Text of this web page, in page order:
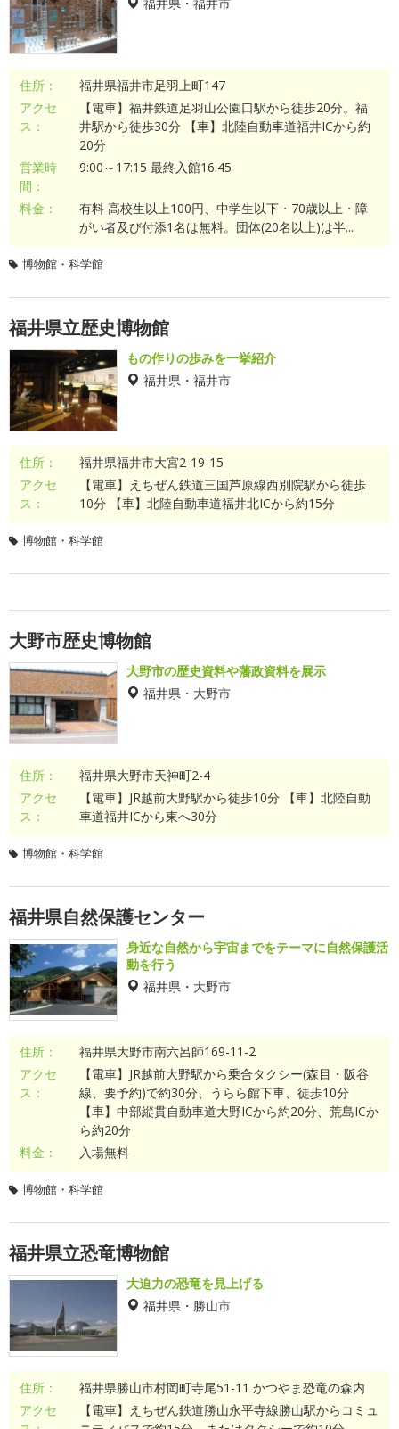
福井県・福井市
住所：
福井県福井市足羽上町147
アクセ
ス：
【電車】福井鉄道足羽山公園口駅から徒歩20分。福
井駅から徒歩30分 【車】北陸自動車道福井ICから約
20分
営業時
間：
9:00～17:15 最終入館16:45
料金：
有料 高校生以上100円、中学生以下・70歳以上・障
がい者及び付添1名は無料。団体(20名以上)は半...
博物館・科学館
福井県立歴史博物館
もの作りの歩みを一挙紹介
福井県・福井市
住所：
福井県福井市大宮2-19-15
アクセ
ス：
【電車】えちぜん鉄道三国芦原線西別院駅から徒歩
10分 【車】北陸自動車道福井北ICから約15分
博物館・科学館
大野市歴史博物館
大野市の歴史資料や藩政資料を展示
福井県・大野市
住所：
福井県大野市天神町2-4
アクセ
ス：
【電車】JR越前大野駅から徒歩10分 【車】北陸自動
車道福井ICから東へ30分
博物館・科学館
福井県自然保護センター
身近な自然から宇宙までをテーマに自然保護活
動を行う
福井県・大野市
住所：
福井県大野市南六呂師169-11-2
アクセ
ス：
【電車】JR越前大野駅から乗合タクシー(森目・阪谷
線、要予約)で約30分、うらら館下車、徒歩10分
【車】中部縦貫自動車道大野ICから約20分、荒島ICか
ら約20分
料金：
入場無料
博物館・科学館
福井県立恐竜博物館
大迫力の恐竜を見上げる
福井県・勝山市
住所：
福井県勝山市村岡町寺尾51-11 かつやま恐竜の森内
アクセ
【電車】えちぜん鉄道勝山永平寺線勝山駅からコミュ